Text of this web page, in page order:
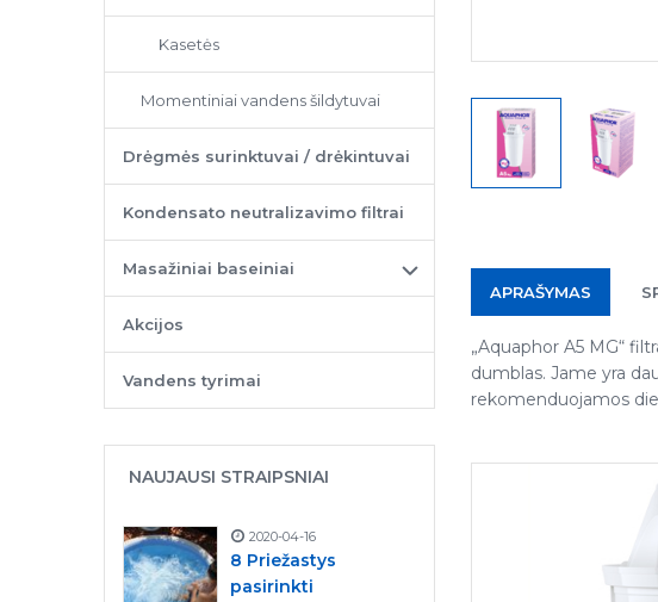
APRAŠYMAS
„Aquaphor A5 MG“
dumblas. Jame yra
rekomenduojamos
Kasetės
Momentiniai vandens šildytuvai
Drėgmės surinktuvai / drėkintuvai
Kondensato neutralizavimo filtrai
Masažiniai baseiniai
Akcijos
Vandens tyrimai
NAUJAUSI STRAIPSNIAI
2020-04-16
8 Priežastys
pasirinkti